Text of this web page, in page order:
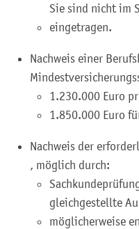
Sie sind nicht im
eingetragen.
Nachweis einer
1.230.000 Euro
1.850.000 Euro
Nachweis der
, möglich durch:
gleichgestellte
möglicherweise